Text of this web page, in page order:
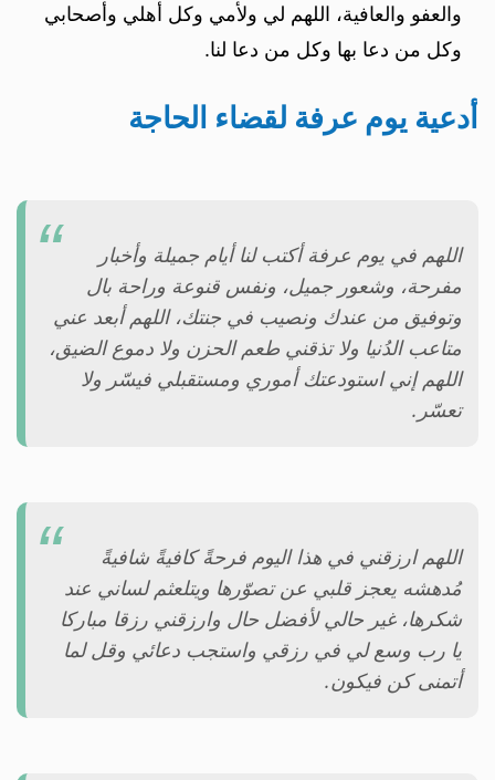
والعفو والعافية، اللهم لي ولأمي وكل أهلي وأصحابي
وكل من دعا بها وكل من دعا لنا.
أدعية يوم عرفة لقضاء الحاجة
اللهم في يوم عرفة أكتب لنا أيام جميلة وأخبار
مفرحة، وشعور جميل، ونفس قنوعة وراحة بال
وتوفيق من عندك ونصيب في جنتك، اللهم أبعد عني
متاعب الدُنيا ولا تذقني طعم الحزن ولا دموع الضيق،
اللهم إني استودعتك أموري ومستقبلي فيسّر ولا
تعسّر.
اللهم ارزقني في هذا اليوم فرحةً كافيةً شافيةً
مُدهشه يعجز قلبي عن تصوّرها ويتلعثم لساني عند
شكرها، غير حالي لأفضل حال وارزقني رزقا مباركا
يا رب وسع لي في رزقي واستجب دعائي وقل لما
أتمنى كن فيكون.